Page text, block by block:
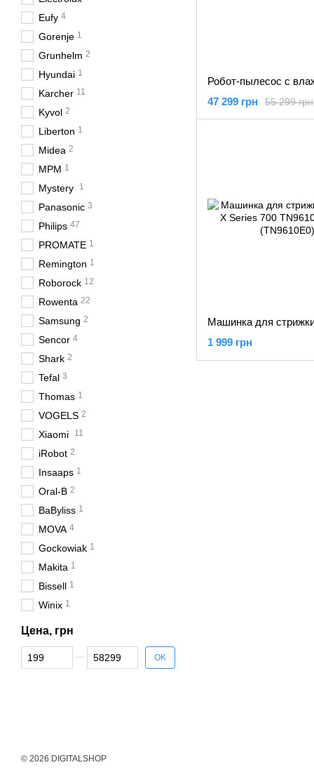
55 299 грн
47 299 грн
1 999 грн
Eufy 4
Gorenje 1
Grunhelm 2
Hyundai 1
Karcher 11
Kyvol 2
Liberton 1
Midea 2
MPM 1
Mystery 1
Panasonic 3
Philips 47
PROMATE 1
Remington 1
Roborock 12
Rowenta 22
Samsung 2
Sencor 4
Shark 2
Tefal 3
Thomas 1
VOGELS 2
Xiaomi 11
iRobot 2
Insaaps 1
Oral-B 2
BaByliss 1
MOVA 4
Gockowiak 1
Makita 1
Bissell 1
Winix 1
Цена, грн
От Цена, грн
До Цена, грн OK
© 2026 DIGITALSHOP